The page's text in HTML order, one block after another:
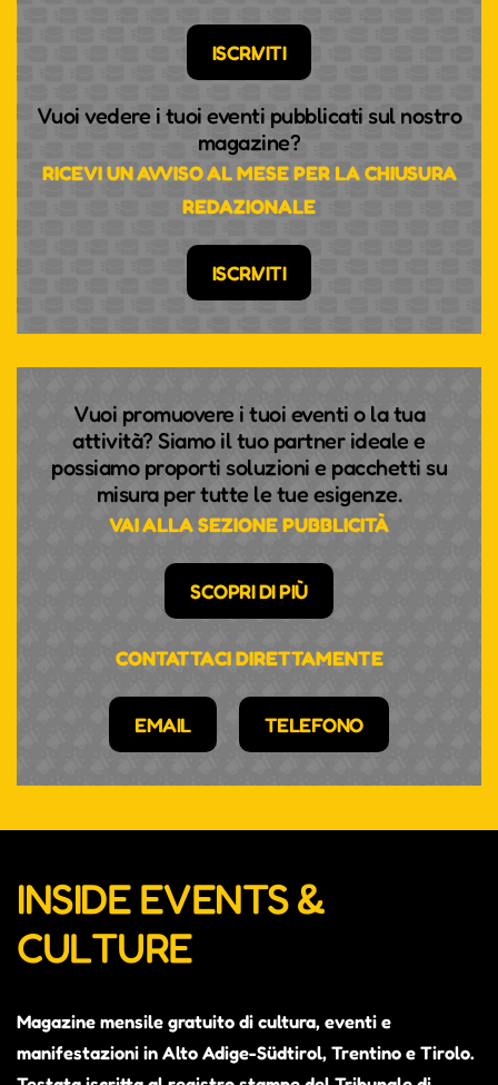
ISCRIVITI
Vuoi vedere i tuoi eventi pubblicati sul nostro
magazine?
RICEVI UN AVVISO AL MESE PER LA CHIUSURA
REDAZIONALE
ISCRIVITI
Vuoi promuovere i tuoi eventi o la tua
attività? Siamo il tuo partner ideale e
possiamo proporti soluzioni e pacchetti su
misura per tutte le tue esigenze.
VAI ALLA SEZIONE PUBBLICITÀ
SCOPRI DI PIÙ
CONTATTACI DIRETTAMENTE
EMAIL TELEFONO
INSIDE EVENTS &
CULTURE
Magazine mensile gratuito di cultura, eventi e
manifestazioni in Alto Adige-Südtirol, Trentino e Tirolo.